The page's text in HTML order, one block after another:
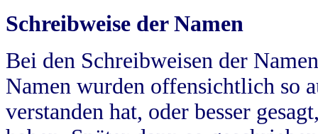
Schreibweise der Namen
Bei den Schreibweisen der
Namen wurden offensichtlich so
verstanden hat, oder besser